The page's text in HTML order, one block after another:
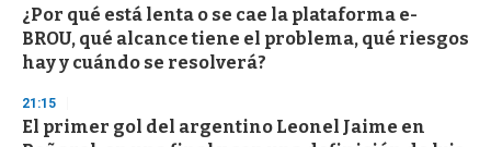
¿Por qué está lenta o se cae la plataforma e-
BROU, qué alcance tiene el problema, qué riesgos
hay y cuándo se resolverá?
21:15
El primer gol del argentino Leonel Jaime en